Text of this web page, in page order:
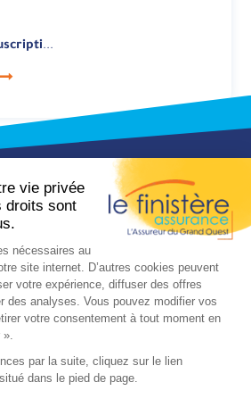
...
65028
Consulter les statuts et rapports de
notre société
Rejoindre notre équipe
Informations sur la société
IDU/IREP N° FR350187_03BUOE